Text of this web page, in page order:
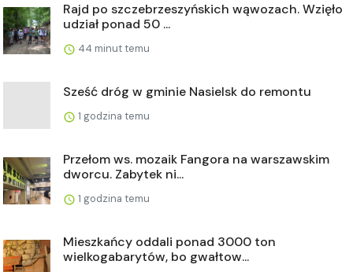
Rajd po szczebrzeszyńskich wąwozach. Wzięło
udział ponad 50 ...
44 minut temu
Sześć dróg w gminie Nasielsk do remontu
1 godzina temu
Przełom ws. mozaik Fangora na warszawskim
dworcu. Zabytek ni...
1 godzina temu
Mieszkańcy oddali ponad 3000 ton
wielkogabarytów, bo gwałtow...